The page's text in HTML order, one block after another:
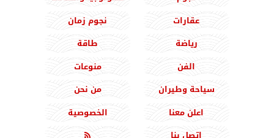
عقارات
نجوم زمان
رياضة
طاقة
الفن
منوعات
سياحة وطيران
من نحن
اعلن معنا
الخصوصية